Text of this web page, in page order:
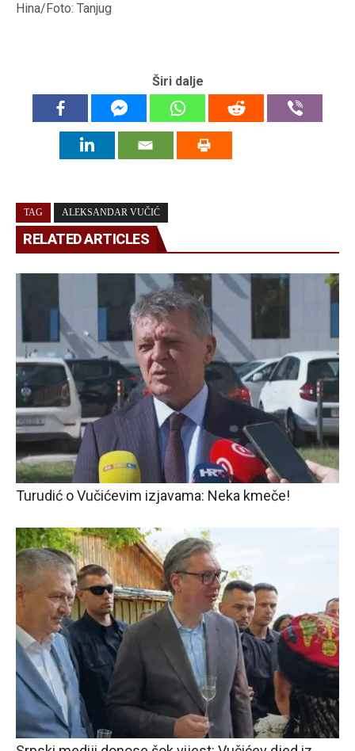
Hina/Foto: Tanjug
Širi dalje
TAG ALEKSANDAR VUČIĆ
RELATED ARTICLES
Turudić o Vučićevim izjavama: Neka kmeče!